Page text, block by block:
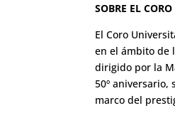
SOBRE EL CORO
El Coro
en el ámbito de
dirigido por la
50º aniversario,
marco del